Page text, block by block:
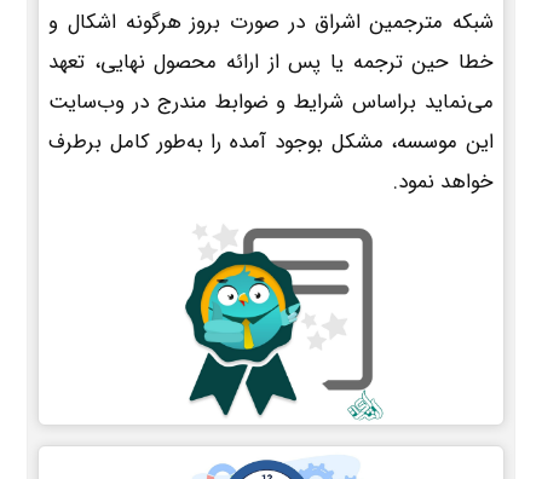
شبکه مترجمین اشراق در صورت بروز هرگونه اشکال و
خطا حین ترجمه یا پس از ارائه محصول نهایی، تعهد
می‌نماید براساس شرایط و ضوابط مندرج در وب‌سایت
این موسسه، مشکل بوجود آمده را به‌طور کامل برطرف
خواهد نمود.